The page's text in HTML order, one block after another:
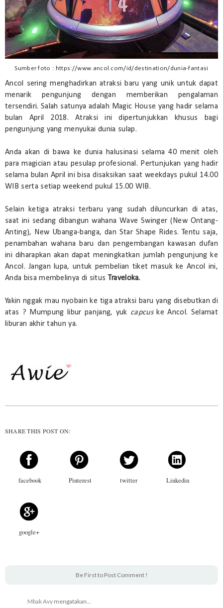
Sumber foto : https://www.ancol.com/id/destination/dunia-fantasi
Ancol sering menghadirkan atraksi baru yang unik untuk dapat
menarik pengunjung dengan memberikan pengalaman
tersendiri. Salah satunya adalah Magic House yang hadir selama
bulan April 2018. Atraksi ini dipertunjukkan khusus bagi
pengunjung yang menyukai dunia sulap.
Anda akan di bawa ke dunia halusinasi selama 40 menit oleh
para magician atau pesulap profesional. Pertunjukan yang hadir
selama bulan April ini bisa disaksikan saat weekdays pukul 14.00
WIB serta setiap weekend pukul 15.00 WIB.
Selain ketiga atraksi terbaru yang sudah diluncurkan di atas,
saat ini sedang dibangun wahana Wave Swinger (New Ontang-
Anting), New Ubanga-banga, dan Star Shape Rides. Tentu saja,
penambahan wahana baru dan pengembangan kawasan dufan
ini diharapkan akan dapat meningkatkan jumlah pengunjung ke
Ancol. Jangan lupa, untuk pembelian tiket masuk ke Ancol ini,
Anda bisa membelinya di situs Traveloka.
Yakin nggak mau nyobain ke tiga atraksi baru yang disebutkan di
atas ? Mumpung libur panjang, yuk capcus ke Ancol. Selamat
liburan akhir tahun ya.
SHARE THIS POST ON:
facebook Pinterest twitter Linkedin
google+
Be First to Post Comment !
Mbak Avy mengatakan...